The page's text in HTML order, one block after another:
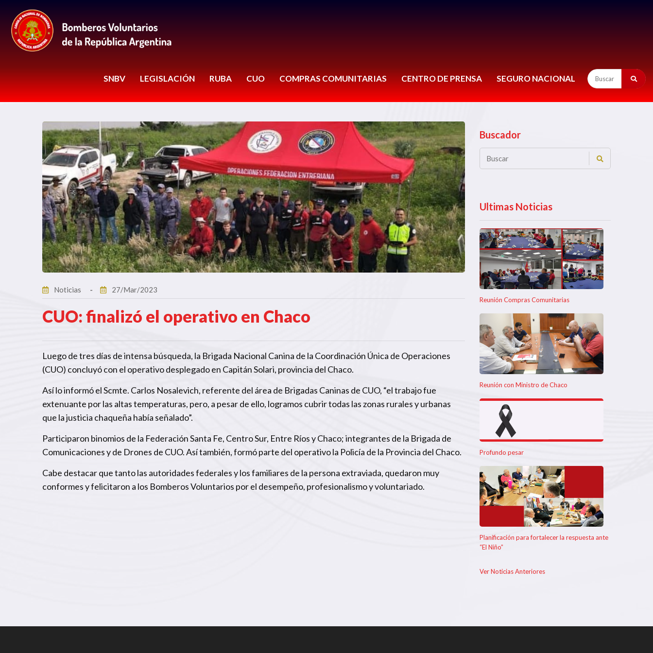
SNBV LEGISLACIÓN RUBA CUO COMPRAS COMUNITARIAS CENTRO DE PRENSA SEGURO NACIONAL
Noticias 27/Mar/2023
CUO: finalizó el operativo en Chaco
Luego de tres días de intensa búsqueda, la Brigada Nacional Canina de la Coordinación Única de Operaciones
(CUO) concluyó con el operativo desplegado en Capitán Solari, provincia del Chaco.
Así lo informó el Scmte. Carlos Nosalevich, referente del área de Brigadas Caninas de CUO, “el trabajo fue
extenuante por las altas temperaturas, pero, a pesar de ello, logramos cubrir todas las zonas rurales y urbanas
que la justicia chaqueña había señalado”.
Participaron binomios de la Federación Santa Fe, Centro Sur, Entre Ríos y Chaco; integrantes de la Brigada de
Comunicaciones y de Drones de CUO. Así también, formó parte del operativo la Policía de la Provincia del Chaco.
Cabe destacar que tanto las autoridades federales y los familiares de la persona extraviada, quedaron muy
conformes y felicitaron a los Bomberos Voluntarios por el desempeño, profesionalismo y voluntariado.
Buscador
Ultimas Noticias
Reunión Compras Comunitarias
Reunión con Ministro de Chaco
Profundo pesar
Planificación para fortalecer la respuesta ante
“El Niño”
Ver Noticias Anteriores